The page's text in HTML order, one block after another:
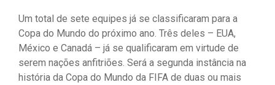
Um total de sete equipes já se classificaram para a
Copa do Mundo do próximo ano. Três deles – EUA,
México e Canadá – já se qualificaram em virtude de
serem nações anfitriões. Será a segunda instância na
história da Copa do Mundo da FIFA de duas ou mais